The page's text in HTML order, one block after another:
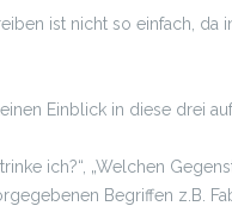
ist nicht so einfach, da
Einblick in diese drei
ich?“, „Welchen
Begriffen z.B.